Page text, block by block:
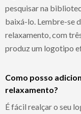
pesquisar na
baixá-lo. Lembre-se
relaxamento, com
produz um logotipo
Como posso
relaxamento?
É fácil realçar o seu